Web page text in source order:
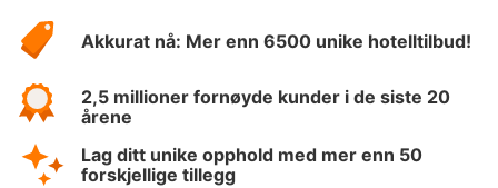
Hotelspecials
Akkurat nå: Mer enn 6500 unike hotelltilbud!
2,5 millioner fornøyde kunder i de siste 20
årene
Lag ditt unike opphold med mer enn 50
forskjellige tillegg